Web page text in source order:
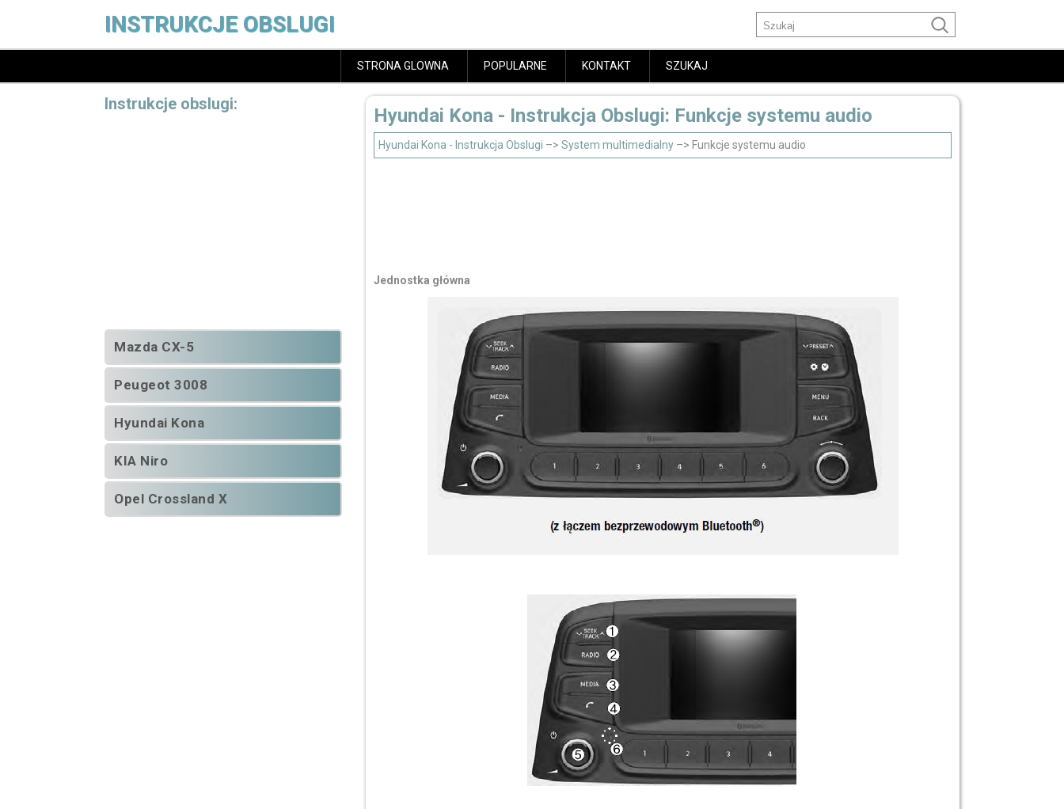
INSTRUKCJE OBSLUGI
STRONA GLOWNA POPULARNE KONTAKT SZUKAJ
Hyundai Kona - Instrukcja Obslugi: Funkcje systemu audio
Hyundai Kona - Instrukcja Obslugi –> System multimedialny –> Funkcje systemu audio
Jednostka główna
Instrukcje obslugi:
Mazda CX-5
Peugeot 3008
Hyundai Kona
KIA Niro
Opel Crossland X